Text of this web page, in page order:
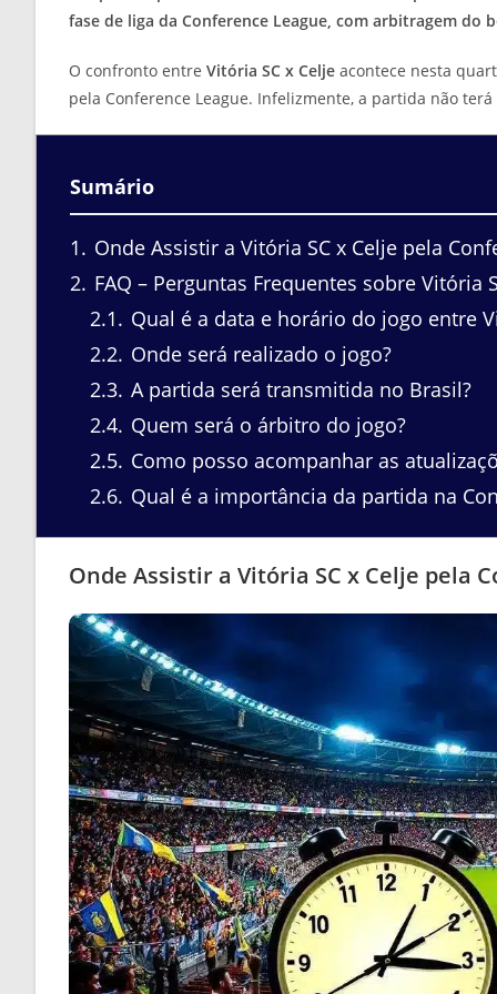
fase de liga da Conference League, com arbitragem do
O confronto entre Vitória SC x Celje acontece nesta
pela Conference League. Infelizmente, a partida não
Sumário
1
Onde Assistir a Vitória SC x Celje pela
2 FAQ – Perguntas Frequentes sobre Vitória
2.1
Qual é a data e horário do jogo entre
2.2 Onde será realizado o jogo?
2.3 A partida será transmitida no Brasil?
2.4 Quem será o árbitro do jogo?
2.5 Como posso acompanhar as
2.6 Qual é a importância da partida na
Onde Assistir a Vitória SC x Celje pela